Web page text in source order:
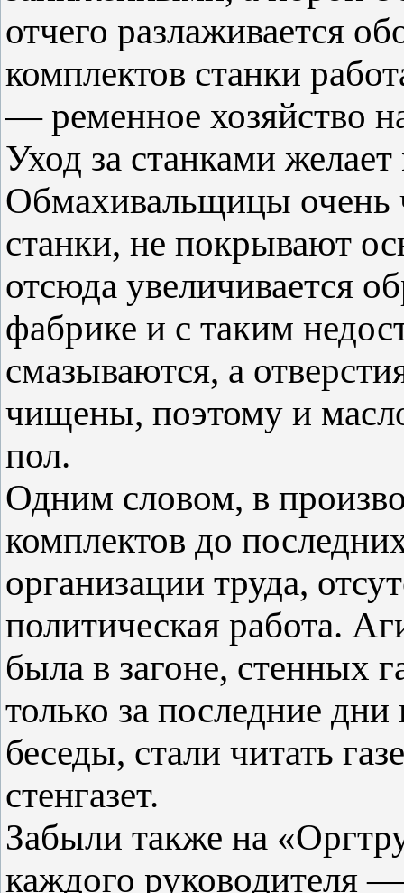
отчего разлаживается
комплектов станки
— ременное хозяйство
Уход за станками
Обмахивальщицы очень
станки, не покрывают
отсюда увеличивается
фабрике и с таким
смазываются, а
чищены, поэтому и
пол.
Одним словом, в
комплектов до
организации труда,
политическая работа.
была в загоне, стенных
только за последние
беседы, стали читать
стенгазет.
Забыли также на
каждого руководителя